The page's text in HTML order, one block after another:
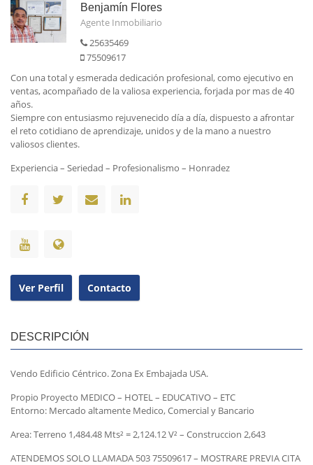
Benjamín Flores
Agente Inmobiliario
25635469
75509617
Con una total y esmerada dedicación profesional, como ejecutivo en
ventas, acompañado de la valiosa experiencia, forjada por mas de 40
años.
Siempre con entusiasmo rejuvenecido día a día, dispuesto a afrontar
el reto cotidiano de aprendizaje, unidos y de la mano a nuestro
valiosos clientes.
Experiencia – Seriedad – Profesionalismo – Honradez
Ver Perfil Contacto
DESCRIPCIÓN
Vendo Edificio Céntrico. Zona Ex Embajada USA.
Propio Proyecto MEDICO – HOTEL – EDUCATIVO – ETC
Entorno: Mercado altamente Medico, Comercial y Bancario
Area: Terreno 1,484.48 Mts² = 2,124.12 V² – Construccion 2,643
ATENDEMOS SOLO LLAMADA 503 75509617 – MOSTRARE PREVIA CITA